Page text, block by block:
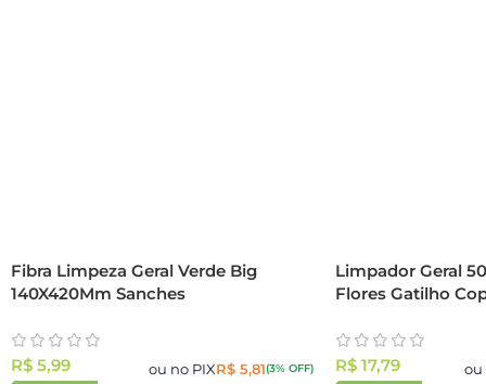
Fibra Limpeza Geral Verde Big
140X420Mm Sanches
R$ 5,99 ou no PIXR$5,81(3% OFF)
Limpador Geral
Flores Gatilho
R$17,79 ou